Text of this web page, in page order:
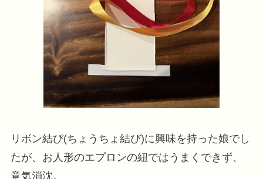
リボン結び(ちょうちょ結び)に興味を持った娘でし
たが、お人形のエプロンの紐ではうまくできず、
意気消沈。